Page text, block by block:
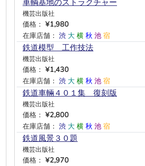
車輌基地のストラクチャー
機芸出版社
価格： ¥1,980
在庫店舗： 渋 大 横 秋 池 宿
鉄道模型 工作技法
機芸出版社
価格： ¥1,430
在庫店舗： 渋 大 横 秋 池 宿
鉄道車輛４０１集 復刻版
機芸出版社
価格： ¥2,800
在庫店舗： 渋 大 横 秋 池 宿
鉄道風景３０題
機芸出版社
価格： ¥2,970